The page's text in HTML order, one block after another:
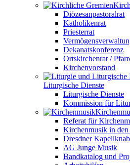
Diözesanpastoralrat
Katholikenrat
Priesterrat
Dekanatskonferenz
Ortskirchenrat /
Kirchenvorstand
Liturgische Dienste
Liturgische Dienste
Kommission für
Referat für
Kirchenmusik in den
Dresdner
AG Junge Musik
Bandkatalog und